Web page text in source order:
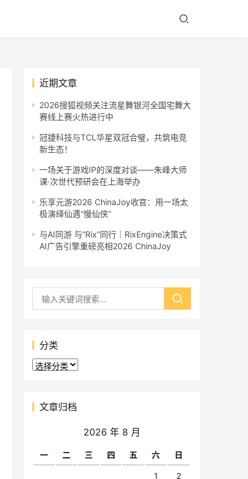
近期文章
2026搜狐视频关注流星舞银河全国宅舞大
赛线上赛火热进行中
冠捷科技与TCL华星双冠合璧，共筑电竞
新生态！
一场关于游戏IP的深度对谈——朱峰大师
课·次世代预研会在上海举办
乐享元游2026 ChinaJoy收官：用一场太
极演绎仙遇“慢仙侠”
与AI同游 与“Rix”同行｜RixEngine决策式
AI广告引擎重磅亮相2026 ChinaJoy
分类
分
文章归档
2026 年 8 月
一 二 三 四 五 六 日
1 2